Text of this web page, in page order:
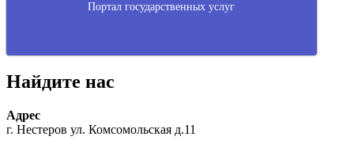
Портал государственных услуг
Найдите нас
Адрес
г. Нестеров ул. Комсомольская д.11